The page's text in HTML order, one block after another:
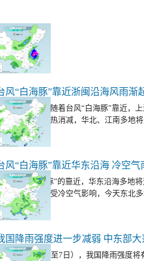
风“白海豚”靠近浙闽沿海风雨渐
末至下周初，随着台风“白海豚”靠近，
降雨。同时暑热消减，华北、江南多地
着台风“白海豚”的靠近，华东沿海多地
范围将缩减，受冷空气影响，今天东北
明天（8月6日至7日），我国降雨强度